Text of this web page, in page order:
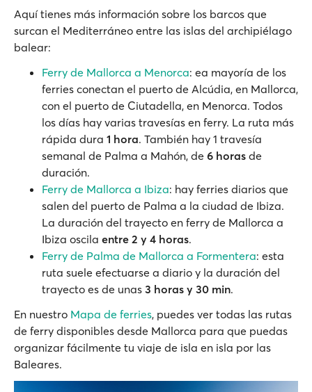
Aquí tienes más información sobre los barcos que
surcan el Mediterráneo entre las islas del archipiélago
balear:
Ferry de Mallorca a Menorca: ea mayoría de los
ferries conectan el puerto de Alcúdia, en Mallorca,
con el puerto de Ciutadella, en Menorca. Todos
los días hay varias travesías en ferry. La ruta más
rápida dura 1 hora. También hay 1 travesía
semanal de Palma a Mahón, de 6 horas de
duración.
Ferry de Mallorca a Ibiza: hay ferries diarios que
salen del puerto de Palma a la ciudad de Ibiza.
La duración del trayecto en ferry de Mallorca a
Ibiza oscila entre 2 y 4 horas.
Ferry de Palma de Mallorca a Formentera: esta
ruta suele efectuarse a diario y la duración del
trayecto es de unas 3 horas y 30 min.
En nuestro Mapa de ferries, puedes ver todas las rutas
de ferry disponibles desde Mallorca para que puedas
organizar fácilmente tu viaje de isla en isla por las
Baleares.